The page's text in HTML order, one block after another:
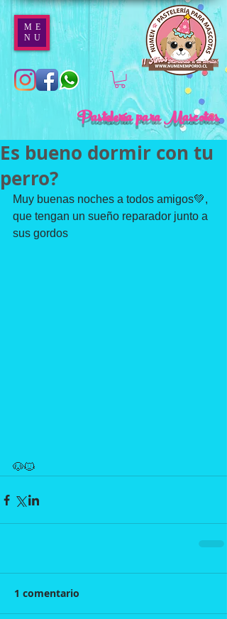
ME
NU
Pastelería para Mascotas
Es bueno dormir con tu
perro?
Muy buenas noches a todos amigos💚,
que tengan un sueño reparador junto a
sus gordos
🐶🐱
1 comentario